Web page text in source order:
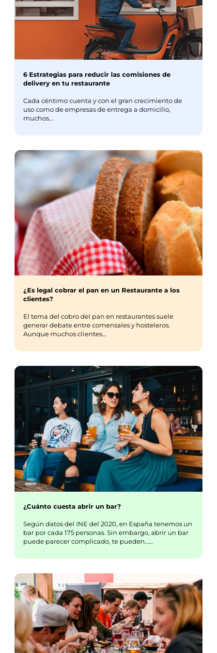
6 Estrategias para reducir las comisiones de
delivery en tu restaurante
Cada céntimo cuenta y con el gran crecimiento de
uso como de empresas de entrega a domicilio,
muchos...
¿Es legal cobrar el pan en un Restaurante a los
clientes?
El tema del cobro del pan en restaurantes suele
generar debate entre comensales y hosteleros.
Aunque muchos clientes...
¿Cuánto cuesta abrir un bar?
Según datos del INE del 2020, en España tenemos un
bar por cada 175 personas. Sin embargo, abrir un bar
puede parecer complicado, te pueden……